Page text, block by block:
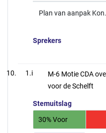
Plan van aanpak
Sprekers
1.i
M-6 Motie CDA
voor de Schelft
Stemuitslag
30% Voor